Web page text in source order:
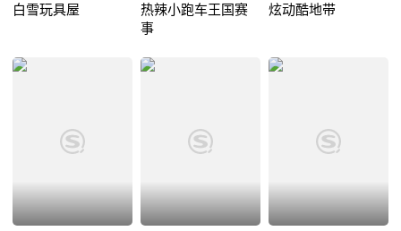
白雪玩具屋
热辣小跑车王国赛
事
炫动酷地带